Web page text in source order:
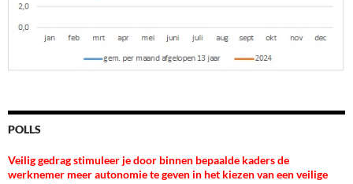
POLLS
Veilig gedrag stimuleer je door binnen bepaalde kaders de
werknemer meer autonomie te geven in het kiezen van een veilige